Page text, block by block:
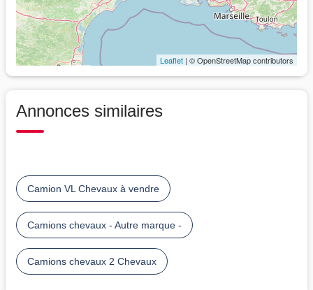
Leaflet | © OpenStreetMap contributors
Annonces similaires
Camion VL Chevaux à vendre
Camions chevaux - Autre marque -
Camions chevaux 2 Chevaux